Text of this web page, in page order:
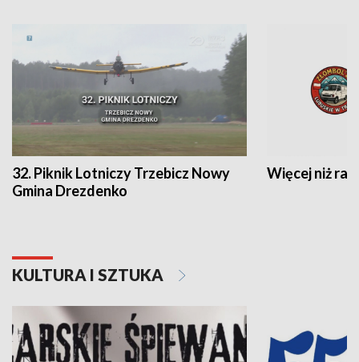
32. Piknik Lotniczy Trzebicz Nowy
Gmina Drezdenko
Więcej niż rajd
KULTURA I SZTUKA